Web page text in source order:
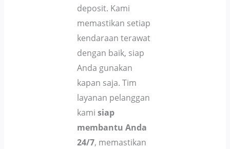
deposit. Kami
memastikan setiap
kendaraan terawat
dengan baik, siap
Anda gunakan
kapan saja. Tim
layanan pelanggan
kamisiap
membantu Anda
24/7, memastikan